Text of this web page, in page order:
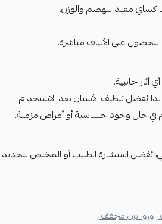
كشاي مفيد للهضم والوزن.
على الألياف مباشرة.
آثار جانبية.
يُفضل تنظيف الأسنان بعد الاستخدام.
في حال وجود حساسية أو أمراض مزمنة.
استشارة الطبيب أو المختص لتحديد
,ورق تين مجفف ,